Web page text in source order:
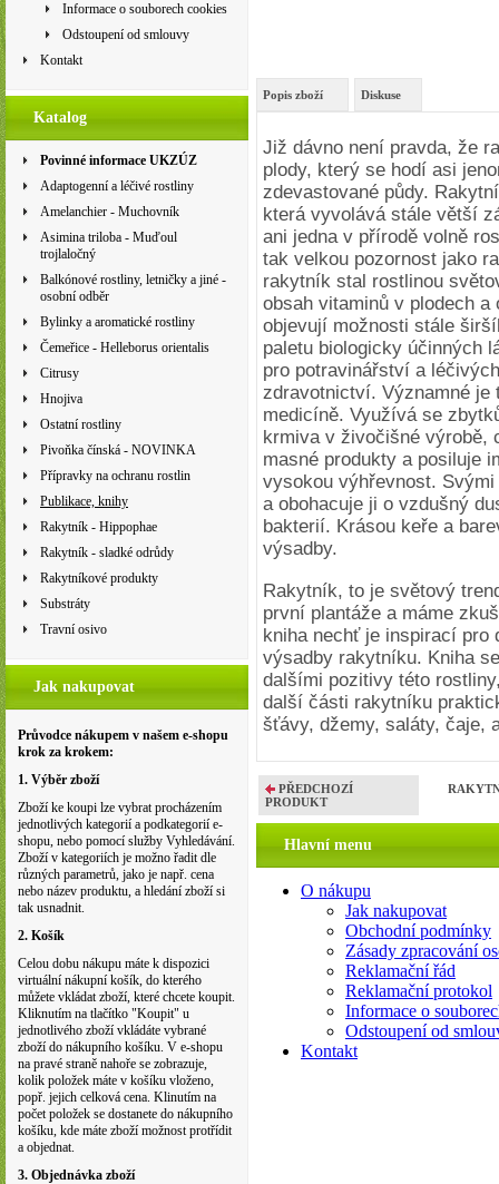
Informace o souborech cookies
Odstoupení od smlouvy
Kontakt
Katalog
Povinné informace UKZÚZ
Adaptogenní a léčivé rostliny
Amelanchier - Muchovník
Asimina triloba - Muďoul
trojlaločný
Balkónové rostliny, letničky a jiné -
osobní odběr
Bylinky a aromatické rostliny
Čemeřice - Helleborus orientalis
Citrusy
Hnojiva
Ostatní rostliny
Pivoňka čínská - NOVINKA
Přípravky na ochranu rostlin
Publikace, knihy
Rakytník - Hippophae
Rakytník - sladké odrůdy
Rakytníkové produkty
Substráty
Travní osivo
Jak nakupovat
Průvodce nákupem v našem e-shopu
krok za krokem:
1. Výběr zboží
Zboží ke koupi lze vybrat procházením
jednotlivých kategorií a podkategorií e-
shopu, nebo pomocí služby Vyhledávání.
Zboží v kategoriích je možno řadit dle
různých parametrů, jako je např. cena
nebo název produktu, a hledání zboží si
tak usnadnit.
2. Košík
Celou dobu nákupu máte k dispozici
virtuální nákupní košík, do kterého
můžete vkládat zboží, které chcete koupit.
Kliknutím na tlačítko "Koupit" u
jednotlivého zboží vkládáte vybrané
zboží do nákupního košíku. V e-shopu
na pravé straně nahoře se zobrazuje,
kolik položek máte v košíku vloženo,
popř. jejich celková cena. Klinutím na
počet položek se dostanete do nákupního
košíku, kde máte zboží možnost protřídit
a objednat.
3. Objednávka zboží
Popis zboží Diskuse
Již dávno není pravda, že
plody, který se hodí asi
zdevastované půdy.
která vyvolává stále větší
ani jedna v přírodě volně
tak velkou pozornost jako
rakytník stal rostlinou
obsah vitaminů v plodech
objevují možnosti stále
paletu biologicky účinných
pro potravinářství a
zdravotnictví. Významné
medicíně. Využívá se
krmiva v živočišné výrobě,
masné produkty a posiluje
vysokou výhřevnost.
a obohacuje ji o vzdušný
bakterií. Krásou keře a
výsadby.
Rakytník, to je světový
první plantáže a máme
kniha nechť je inspirací pro
výsadby rakytníku. Kniha
dalšími pozitivy této
další části rakytníku
šťávy, džemy, saláty, čaje,
PŘEDCHOZÍ
PRODUKT
Hlavní menu
O nákupu
Jak nakupovat
Obchodní podmínky
Zásady zpracování
Reklamační řád
Reklamační protokol
Informace o
Odstoupení od
Kontakt